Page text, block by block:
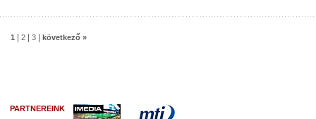
1 2 3 következő »
PARTNEREINK